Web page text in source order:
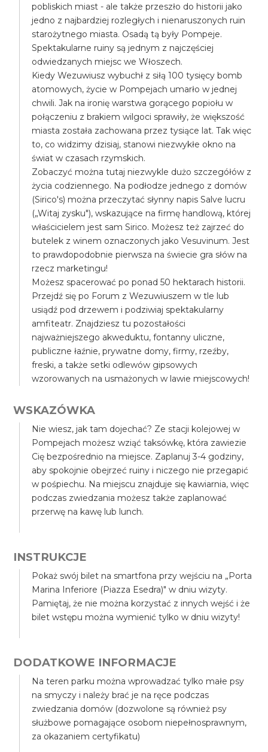
pobliskich miast - ale także przeszło do historii jako
jedno z najbardziej rozległych i nienaruszonych ruin
starożytnego miasta. Osadą tą były Pompeje.
Spektakularne ruiny są jednym z najczęściej
odwiedzanych miejsc we Włoszech.
Kiedy Wezuwiusz wybuchł z siłą 100 tysięcy bomb
atomowych, życie w Pompejach umarło w jednej
chwili. Jak na ironię warstwa gorącego popiołu w
połączeniu z brakiem wilgoci sprawiły, że większość
miasta została zachowana przez tysiące lat. Tak więc
to, co widzimy dzisiaj, stanowi niezwykłe okno na
świat w czasach rzymskich.
Zobaczyć można tutaj niezwykle dużo szczegółów z
życia codziennego. Na podłodze jednego z domów
(Sirico's) można przeczytać słynny napis Salve lucru
(„Witaj zysku"), wskazujące na firmę handlową, której
właścicielem jest sam Sirico. Możesz też zajrzeć do
butelek z winem oznaczonych jako Vesuvinum. Jest
to prawdopodobnie pierwsza na świecie gra słów na
rzecz marketingu!
Możesz spacerować po ponad 50 hektarach historii.
Przejdź się po Forum z Wezuwiuszem w tle lub
usiądź pod drzewem i podziwiaj spektakularny
amfiteatr. Znajdziesz tu pozostałości
najważniejszego akweduktu, fontanny uliczne,
publiczne łaźnie, prywatne domy, firmy, rzeźby,
freski, a także setki odlewów gipsowych
wzorowanych na usmażonych w lawie miejscowych!
WSKAZÓWKA
Nie wiesz, jak tam dojechać? Ze stacji kolejowej w
Pompejach możesz wziąć taksówkę, która zawiezie
Cię bezpośrednio na miejsce. Zaplanuj 3-4 godziny,
aby spokojnie obejrzeć ruiny i niczego nie przegapić
w pośpiechu. Na miejscu znajduje się kawiarnia, więc
podczas zwiedzania możesz także zaplanować
przerwę na kawę lub lunch.
INSTRUKCJE
Pokaż swój bilet na smartfona przy wejściu na „Porta
Marina Inferiore (Piazza Esedra)" w dniu wizyty.
Pamiętaj, że nie można korzystać z innych wejść i że
bilet wstępu można wymienić tylko w dniu wizyty!
DODATKOWE INFORMACJE
Na teren parku można wprowadzać tylko małe psy
na smyczy i należy brać je na ręce podczas
zwiedzania domów (dozwolone są również psy
służbowe pomagające osobom niepełnosprawnym,
za okazaniem certyfikatu)